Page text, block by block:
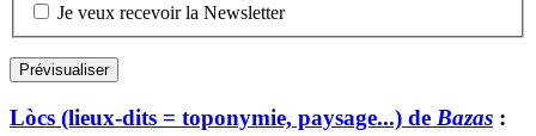
Je veux recevoir la Newsletter
Lòcs (lieux-dits = toponymie, paysage...) de Bazas :